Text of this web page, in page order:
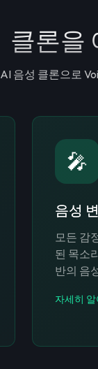
클론을
AI 음성 클론으로
🎤
음성
모든 감
된 목소
반의 음
자세히